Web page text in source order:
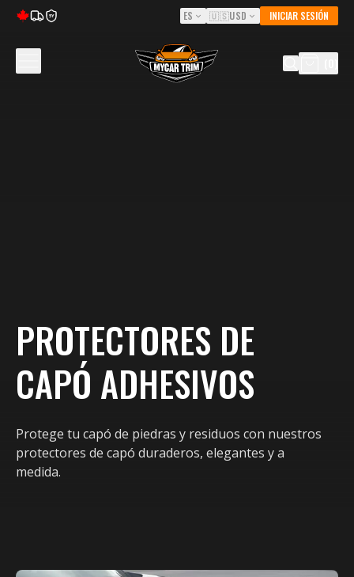
5Y ES 🇺🇸USD INICIAR SESIÓN
PROTECTORES DE
CAPÓ ADHESIVOS
Protege tu capó de piedras y residuos con nuestros
protectores de capó duraderos, elegantes y a
medida.